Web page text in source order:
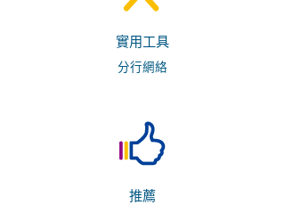
實用工具
分行網絡
推薦